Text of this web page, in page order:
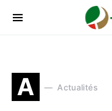
A Actualités